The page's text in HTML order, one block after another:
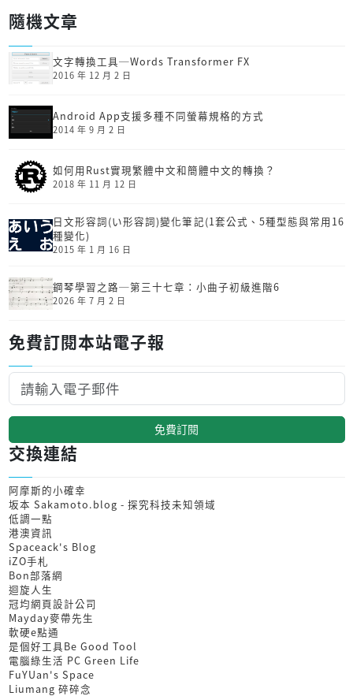
隨機文章
文字轉換工具─Words Transformer FX
2016 年 12 月 2 日
Android App支援多種不同螢幕規格的方式
2014 年 9 月 2 日
如何用Rust實現繁體中文和簡體中文的轉換？
2018 年 11 月 12 日
日文形容詞(い形容詞)變化筆記(1套公式、5種型態與常用16
種變化)
2015 年 1 月 16 日
鋼琴學習之路─第三十七章：小曲子初級進階6
2026 年 7 月 2 日
免費訂閱本站電子報
免費訂閱
交換連結
阿摩斯的小確幸
坂本 Sakamoto.blog - 探究科技未知領域
低調一點
港澳資訊
Spaceack's Blog
iZO手札
Bon部落網
迴旋人生
冠均網頁設計公司
Mayday麥帶先生
軟硬e點通
是個好工具Be Good Tool
電腦綠生活 PC Green Life
FuYUan's Space
Liumang 碎碎念